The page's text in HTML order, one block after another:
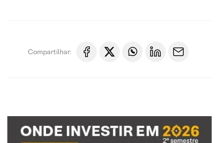
Compartilhar: